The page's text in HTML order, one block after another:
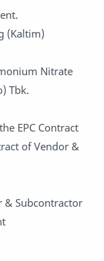
(Kaltim)
Nitrate
Tbk.
EPC Contract
of Vendor &
& Subcontractor